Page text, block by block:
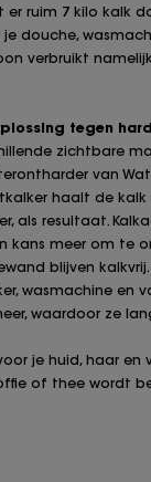
er ruim 7 kilo kalk
douche,
verbruikt
tegen
zichtbare
van
haalt de
als resultaat.
kans meer om te
blijven kalkvrij.
wasmachine en
waardoor ze
je huid, haar en
of thee wordt